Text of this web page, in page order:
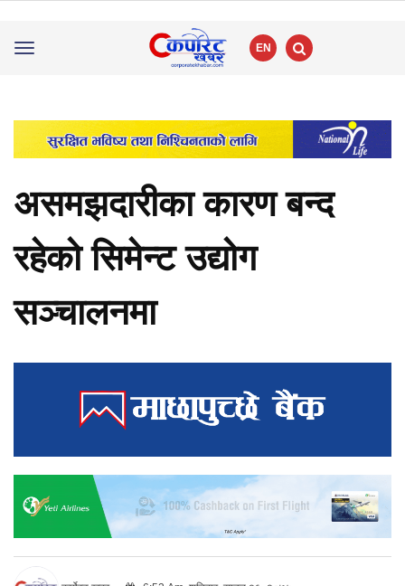
Toggle
EN
असमझदारीका कारण बन्द
रहेको सिमेन्ट उद्योग
सञ्चालनमा